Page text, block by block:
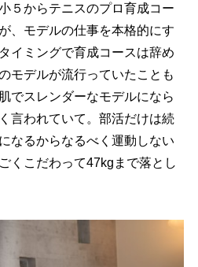
５からテニスのプロ育成コー
、モデルの仕事を本格的にす
イミングで育成コースは辞め
モデルが流行っていたことも
でスレンダーなモデルになら
言われていて。部活だけは続
なるからなるべく運動しない
くこだわって47kgまで落とし